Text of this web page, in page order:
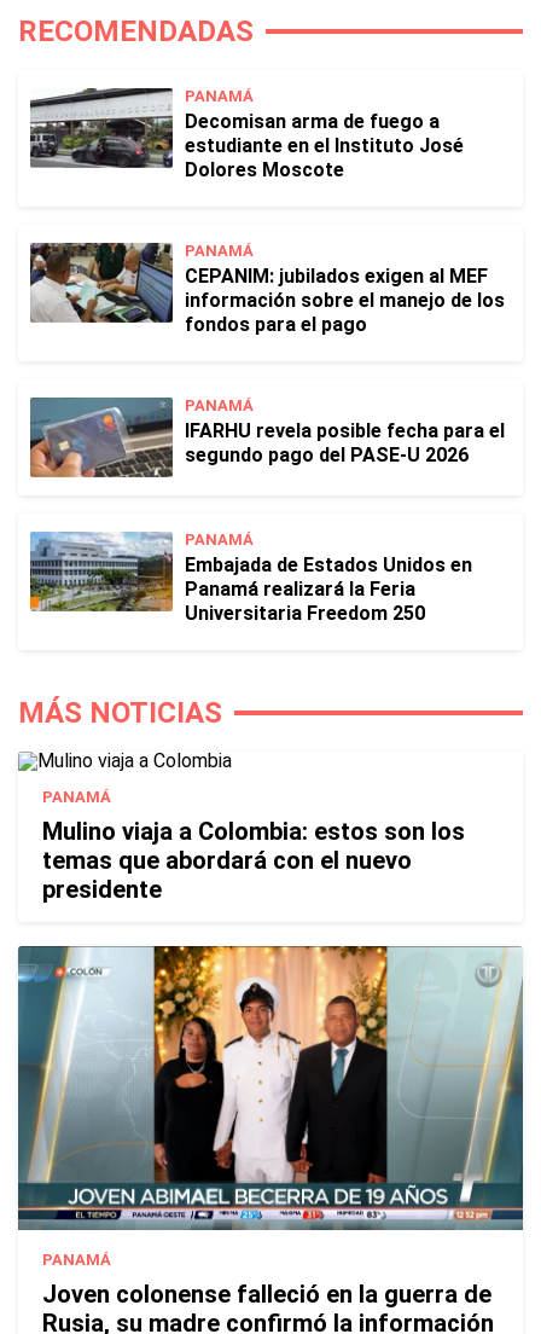
RECOMENDADAS
PANAMÁ
Decomisan arma de fuego a
estudiante en el Instituto José
Dolores Moscote
PANAMÁ
CEPANIM: jubilados exigen al MEF
información sobre el manejo de los
fondos para el pago
PANAMÁ
IFARHU revela posible fecha para el
segundo pago del PASE-U 2026
PANAMÁ
Embajada de Estados Unidos en
Panamá realizará la Feria
Universitaria Freedom 250
MÁS NOTICIAS
PANAMÁ
Mulino viaja a Colombia: estos son los
temas que abordará con el nuevo
presidente
PANAMÁ
Joven colonense falleció en la guerra de
Rusia, su madre confirmó la información